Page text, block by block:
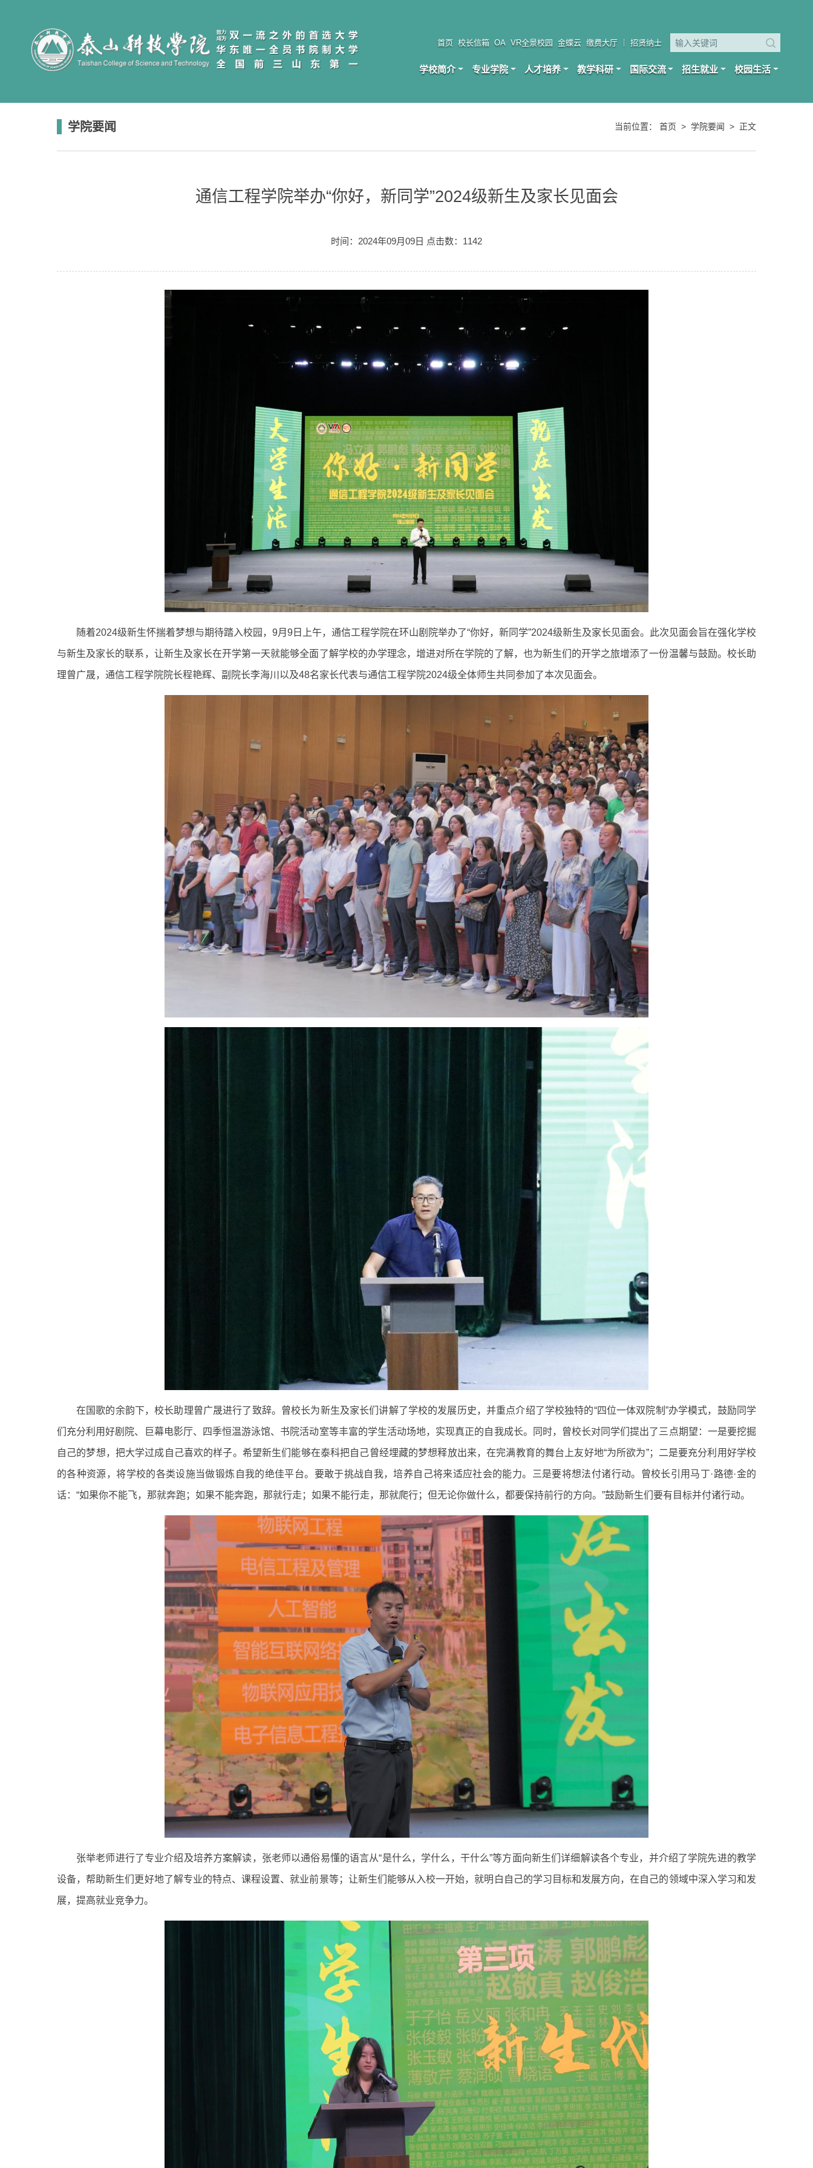
首页 校长信箱 OA VR全景校园 金蝶云 缴费大厅 招贤纳士
学校简介 专业学院 人才培养 教学科研 国际交流 招生就业 校园生活
学院要闻 当前位置： 首页 > 学院要闻 > 正文
通信工程学院举办“你好，新同学”2024级新生及家长见面会
时间：2024年09月09日 点击数： 1142
随着2024级新生怀揣着梦想与期待踏入校园，9月9日上午，通信工程学院在环山剧院举办了“你好，新同学”2024级新生及家长见面会。此次见面会旨在强化学校
与新生及家长的联系，让新生及家长在开学第一天就能够全面了解学校的办学理念，增进对所在学院的了解，也为新生们的开学之旅增添了一份温馨与鼓励。校长助
理曾广晟，通信工程学院院长程艳辉、副院长李海川以及48名家长代表与通信工程学院2024级全体师生共同参加了本次见面会。
在国歌的余韵下，校长助理曾广晟进行了致辞。曾校长为新生及家长们讲解了学校的发展历史，并重点介绍了学校独特的“四位一体双院制”办学模式，鼓励同学
们充分利用好剧院、巨幕电影厅、四季恒温游泳馆、书院活动室等丰富的学生活动场地，实现真正的自我成长。同时，曾校长对同学们提出了三点期望：一是要挖掘
自己的梦想，把大学过成自己喜欢的样子。希望新生们能够在泰科把自己曾经埋藏的梦想释放出来，在完满教育的舞台上友好地“为所欲为”；二是要充分利用好学校
的各种资源，将学校的各类设施当做锻炼自我的绝佳平台。要敢于挑战自我，培养自己将来适应社会的能力。三是要将想法付诸行动。曾校长引用马丁·路德·金的
话：“如果你不能飞，那就奔跑；如果不能奔跑，那就行走；如果不能行走，那就爬行；但无论你做什么，都要保持前行的方向。”鼓励新生们要有目标并付诸行动。
张举老师进行了专业介绍及培养方案解读，张老师以通俗易懂的语言从“是什么，学什么，干什么”等方面向新生们详细解读各个专业，并介绍了学院先进的教学
设备，帮助新生们更好地了解专业的特点、课程设置、就业前景等；让新生们能够从入校一开始，就明白自己的学习目标和发展方向，在自己的领域中深入学习和发
展，提高就业竞争力。